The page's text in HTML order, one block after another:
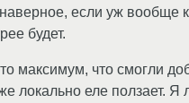
если уж вообще
будет.
максимум, что смогли
еле ползает. Я